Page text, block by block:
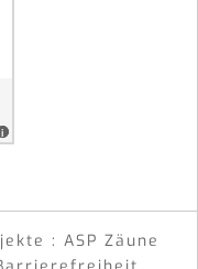
: ASP Zäune